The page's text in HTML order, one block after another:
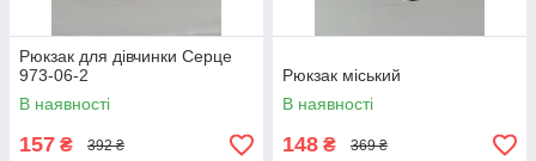
Рюкзак для дівчинки Серце
973-06-2
В наявності
157 ₴ 392 ₴
Рюкзак міський
В наявності
148 ₴ 369 ₴